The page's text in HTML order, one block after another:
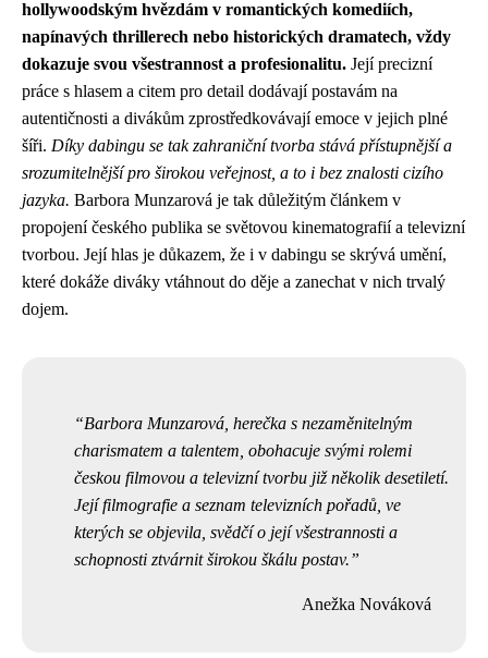
hollywoodským hvězdám v romantických komediích,
napínavých thrillerech nebo historických dramatech, vždy
dokazuje svou všestrannost a profesionalitu. Její precizní
práce s hlasem a citem pro detail dodávají postavám na
autentičnosti a divákům zprostředkovávají emoce v jejich plné
šíři. Díky dabingu se tak zahraniční tvorba stává přístupnější a
srozumitelnější pro širokou veřejnost, a to i bez znalosti cizího
jazyka. Barbora Munzarová je tak důležitým článkem v
propojení českého publika se světovou kinematografií a televizní
tvorbou. Její hlas je důkazem, že i v dabingu se skrývá umění,
které dokáže diváky vtáhnout do děje a zanechat v nich trvalý
dojem.
Barbora Munzarová, herečka s nezaměnitelným
charismatem a talentem, obohacuje svými rolemi
českou filmovou a televizní tvorbu již několik desetiletí.
Její filmografie a seznam televizních pořadů, ve
kterých se objevila, svědčí o její všestrannosti a
schopnosti ztvárnit širokou škálu postav.
Anežka Nováková